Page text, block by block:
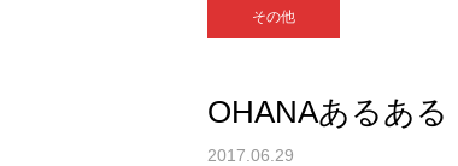
その他
OHANAあるある
2017.06.29